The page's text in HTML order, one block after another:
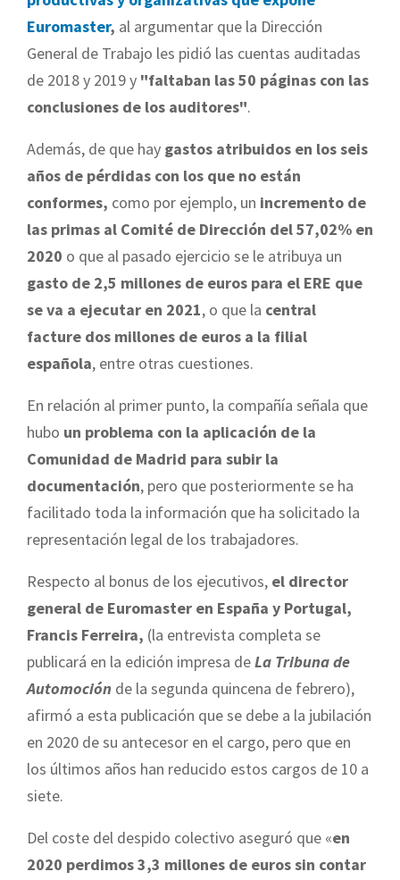
Euromaster, al argumentar que la Dirección
General de Trabajo les pidió las cuentas auditadas
de 2018 y 2019 y "faltaban las 50 páginas con las
conclusiones de los auditores".
Además, de que hay gastos atribuidos en los seis
años de pérdidas con los que no están
conformes, como por ejemplo, un incremento de
las primas al Comité de Dirección del 57,02% en
2020 o que al pasado ejercicio se le atribuya un
gasto de 2,5 millones de euros para el ERE que
se va a ejecutar en 2021, o que la central
facture dos millones de euros a la filial
española, entre otras cuestiones.
En relación al primer punto, la compañía señala que
hubo un problema con la aplicación de la
Comunidad de Madrid para subir la
documentación, pero que posteriormente se ha
facilitado toda la información que ha solicitado la
representación legal de los trabajadores.
Respecto al bonus de los ejecutivos, el director
general de Euromaster en España y Portugal,
Francis Ferreira, (la entrevista completa se
publicará en la edición impresa deLa Tribuna de
Automoción de la segunda quincena de febrero),
afirmó a esta publicación que se debe a la jubilación
en 2020 de su antecesor en el cargo, pero que en
los últimos años han reducido estos cargos de 10 a
siete.
Del coste del despido colectivo aseguró que «en
2020 perdimos 3,3 millones de euros sin contar